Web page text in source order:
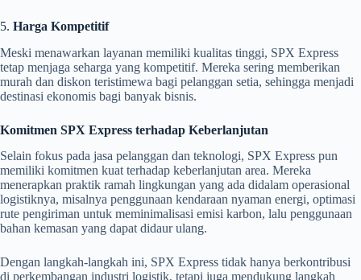
5. Harga Kompetitif
Meski menawarkan layanan memiliki kualitas tinggi, SPX Express
tetap menjaga seharga yang kompetitif. Mereka sering memberikan
murah dan diskon teristimewa bagi pelanggan setia, sehingga menjadi
destinasi ekonomis bagi banyak bisnis.
Komitmen SPX Express terhadap Keberlanjutan
Selain fokus pada jasa pelanggan dan teknologi, SPX Express pun
memiliki komitmen kuat terhadap keberlanjutan area. Mereka
menerapkan praktik ramah lingkungan yang ada didalam operasional
logistiknya, misalnya penggunaan kendaraan nyaman energi, optimasi
rute pengiriman untuk meminimalisasi emisi karbon, lalu penggunaan
bahan kemasan yang dapat didaur ulang.
Dengan langkah-langkah ini, SPX Express tidak hanya berkontribusi
di perkembangan industri logistik, tetapi juga mendukung langkah